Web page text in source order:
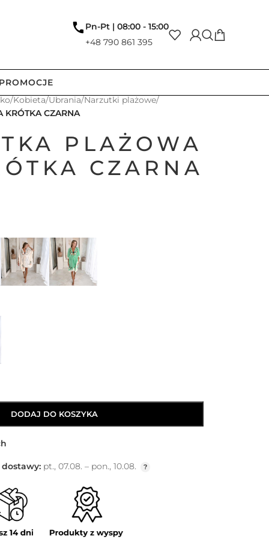
+48 790 861 395
Pn-Pt | 08:00 - 15:00
/Kobieta/Ubrania/Narzutki plażowe/
CZARNA
PLAŻOWA
CZARNA
DODAJ DO KOSZYKA
pt., 07.08. – pon., 10.08.